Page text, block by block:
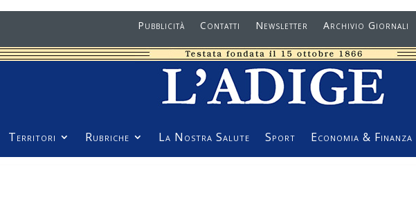
Pubblicità Contatti Newsletter Archivio Giornali
Territori Rubriche La Nostra Salute Sport Economia & Finanza